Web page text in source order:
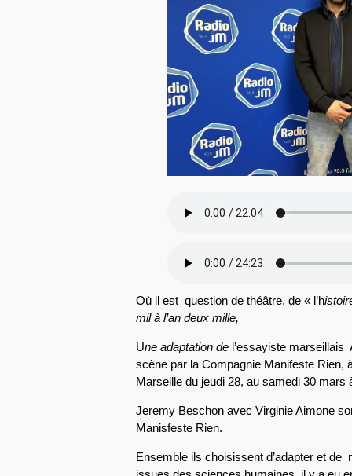
Où il est question de théâtre, de « l’h
mil à l’an deux mille,
Une adaptation del’essayiste marseillais
scène par la Compagnie Manifeste Rien,
Marseille du jeudi 28, au samedi 30 mars
Jeremy Beschon avec Virginie Aimone
Manisfeste Rien.
Ensemble ils choisissent d’adapter et